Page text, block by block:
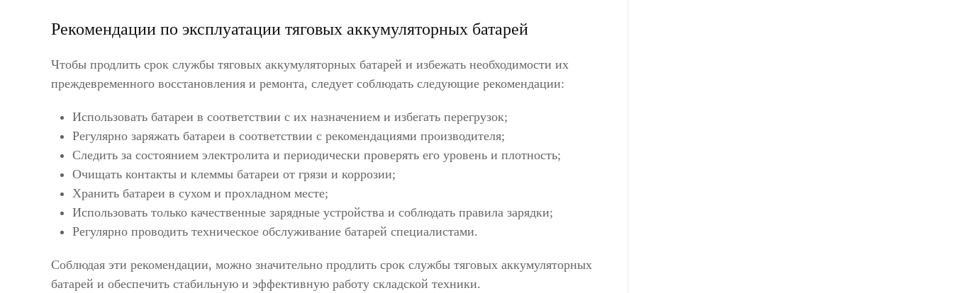
Рекомендации по эксплуатации тяговых аккумуляторных батарей
Чтобы продлить срок службы тяговых аккумуляторных батарей и избежать необходимости их
преждевременного восстановления и ремонта, следует соблюдать следующие рекомендации:
Использовать батареи в соответствии с их назначением и избегать перегрузок;
Регулярно заряжать батареи в соответствии с рекомендациями производителя;
Следить за состоянием электролита и периодически проверять его уровень и плотность;
Очищать контакты и клеммы батареи от грязи и коррозии;
Хранить батареи в сухом и прохладном месте;
Использовать только качественные зарядные устройства и соблюдать правила зарядки;
Регулярно проводить техническое обслуживание батарей специалистами.
Соблюдая эти рекомендации, можно значительно продлить срок службы тяговых аккумуляторных
батарей и обеспечить стабильную и эффективную работу складской техники.